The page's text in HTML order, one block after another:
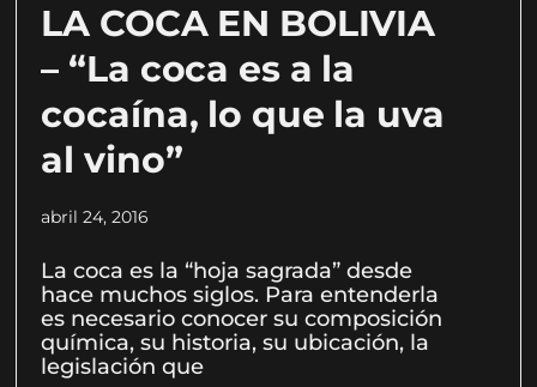
LA COCA EN BOLIVIA
– “La coca es a la
cocaína, lo que la uva
al vino”
abril 24, 2016
La coca es la “hoja sagrada” desde
hace muchos siglos. Para entenderla
es necesario conocer su composición
química, su historia, su ubicación, la
legislación que